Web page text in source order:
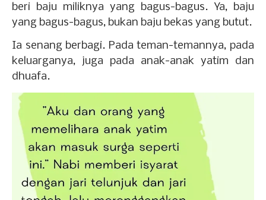
beri baju miliknya yang bagus-bagus. Ya, baju
yang bagus-bagus, bukan baju bekas yang butut.
Ia senang berbagi. Pada teman-temannya, pada
keluarganya, juga pada anak-anak yatim dan
dhuafa.